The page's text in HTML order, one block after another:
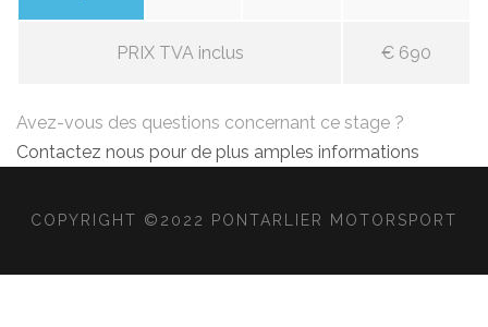
PRIX TVA inclus € 690
Avez-vous des questions concernant ce stage ?
Contactez nous pour de plus amples informations
COPYRIGHT ©2022 PONTARLIER MOTORSPORT